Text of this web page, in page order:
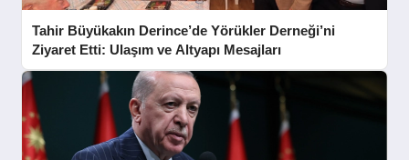
Tahir Büyükakın Derince’de Yörükler Derneği’ni
Ziyaret Etti: Ulaşım ve Altyapı Mesajları